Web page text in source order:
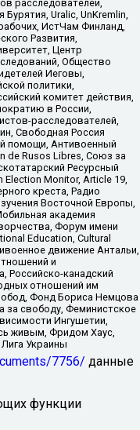
расследователей,
Uralic, UnKremlin,
ИстЧам Финланд,
Развития,
Центр
Общество
Иеговы,
политики,
комитет действия,
в России,
расследователей,
Свободная Россия
помощи, Антивоенный
de Rusos Libres, Союз за
Ресурсный
Monitor, Article 19,
креста, Радио
Восточной Европы,
академия
Форум имени
Education, Cultural
движение Антальи,
и
Российско-канадский
отношений им
Фонд Бориса Немцова
за свободу, Феминистское
Ингушетии,
живым, Фридом Хаус,
Украины
7756/ данные
функции